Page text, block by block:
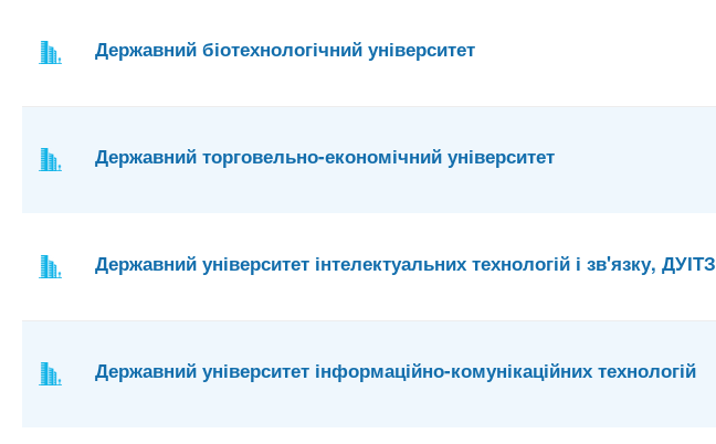
Державний біотехнологічний університет
Державний торговельно-економічний університет
Державний університет інтелектуальних технологій і зв'язку, ДУІТЗ
Державний університет інформаційно-комунікаційних технологій